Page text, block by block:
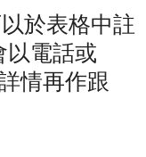
於表格中註
以電話或
情再作跟